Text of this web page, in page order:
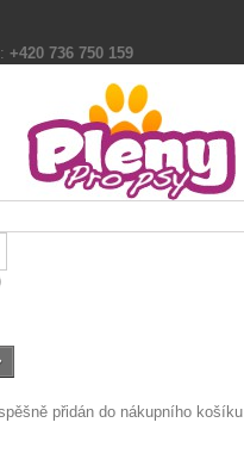
+420 736 750 159
přidán do nákupního košíku